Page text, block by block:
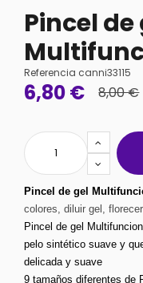
Pincel de
Referencia canni33115
6,80 € 8,00 €
Pincel de gel
colores, diluir gel,
Pincel de gel
pelo sintético suave y
delicada y suave
9 tamaños diferentes de